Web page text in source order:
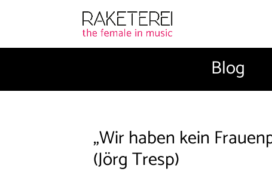
Blog
„Wir haben kein
(Jörg Tresp)